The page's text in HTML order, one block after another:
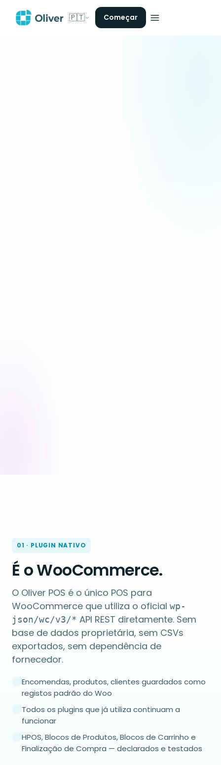
🇵🇹 Começar
01 · PLUGIN NATIVO
É o WooCommerce.
O Oliver POS é o único POS para
WooCommerce que utiliza o oficial wp-
json/wc/v3/* API REST diretamente. Sem
base de dados proprietária, sem CSVs
exportados, sem dependência de
fornecedor.
Encomendas, produtos, clientes guardados como
registos padrão do Woo
Todos os plugins que já utiliza continuam a
funcionar
HPOS, Blocos de Produtos, Blocos de Carrinho e
Finalização de Compra — declarados e testados